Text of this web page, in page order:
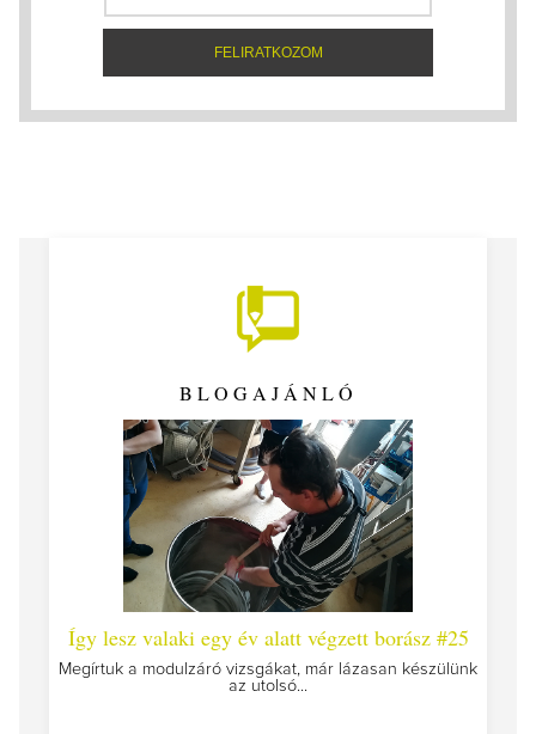
BLOGAJÁNLÓ
Így lesz valaki egy év alatt végzett borász #25
Megírtuk a modulzáró vizsgákat, már lázasan készülünk
az utolsó...